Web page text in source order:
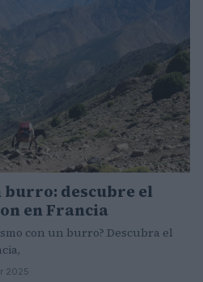
burro: descubre el
en Francia
con un burro? Descubra el
2025